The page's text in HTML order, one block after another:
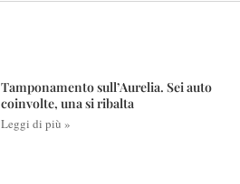
Tamponamento sull’Aurelia. Sei auto
coinvolte, una si ribalta
Leggi di più »